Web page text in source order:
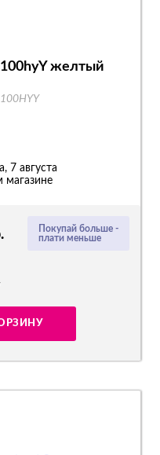
Покупай больше -
плати меньше
желтый
7 августа
магазине